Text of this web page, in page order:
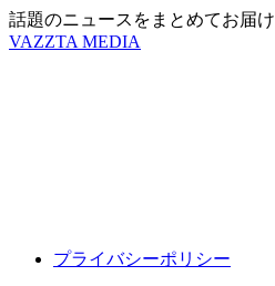
話題のニュースをまとめてお届け
VAZZTA MEDIA
プライバシーポリシー